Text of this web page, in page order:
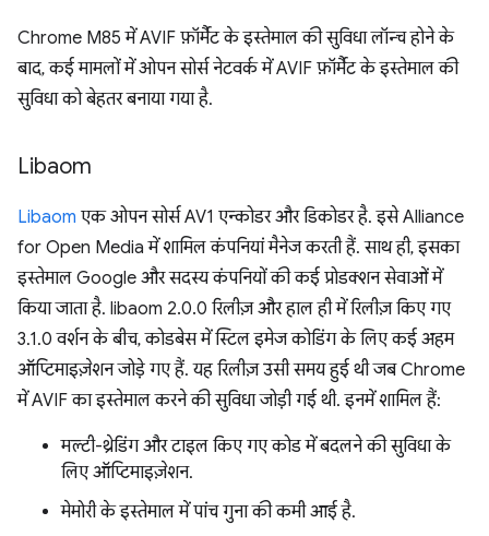
Chrome M85 में AVIF फ़ॉर्मैट के इस्तेमाल की सुविधा लॉन्च होने के
बाद, कई मामलों में ओपन सोर्स नेटवर्क में AVIF फ़ॉर्मैट के इस्तेमाल की
सुविधा को बेहतर बनाया गया है.
Libaom
Libaom एक ओपन सोर्स AV1 एन्कोडर और डिकोडर है. इसे Alliance
for Open Media में शामिल कंपनियां मैनेज करती हैं. साथ ही, इसका
इस्तेमाल Google और सदस्य कंपनियों की कई प्रोडक्शन सेवाओं में
किया जाता है. libaom 2.0.0 रिलीज़ और हाल ही में रिलीज़ किए गए
3.1.0 वर्शन के बीच, कोडबेस में स्टिल इमेज कोडिंग के लिए कई अहम
ऑप्टिमाइज़ेशन जोड़े गए हैं. यह रिलीज़ उसी समय हुई थी जब Chrome
में AVIF का इस्तेमाल करने की सुविधा जोड़ी गई थी. इनमें शामिल हैं:
मल्टी-थ्रेडिंग और टाइल किए गए कोड में बदलने की सुविधा के
लिए ऑप्टिमाइज़ेशन.
मेमोरी के इस्तेमाल में पांच गुना की कमी आई है.